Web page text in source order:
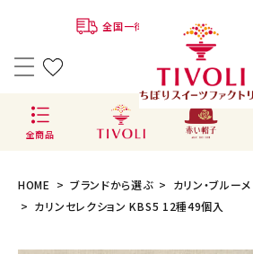
全国一律780円 ※クール便代：別
全商品
HOME ブランドから選ぶ
カリン・ブルーメ
カリンセレクション KBS5 12種49個入